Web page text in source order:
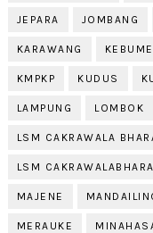
JEPARA JOMBANG
KARAWANG
KMPKP KUDUS
LAMPUNG LOMBOK
LSM CAKRAWALA
LSM
MAJENE
MERAUKE